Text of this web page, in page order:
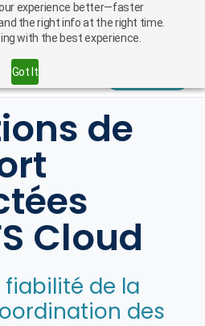
experience better—faster
the right info at the right time.
with the best experience.
Got It
Français
de
Cloud
de la
des